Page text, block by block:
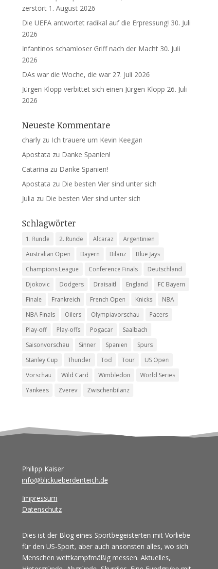
zerstört 1. August 2026
Die UEFA antwortet radikal auf die Erpressung! 30. Juli
2026
Infantinos schamloser Griff nach der Macht 30. Juli
2026
DAs war die Woche, die war 27. Juli 2026
Jürgen Klopp verbittet sich einen Jürgen Klopp 26. Juli
2026
Neueste Kommentare
charlyzu Ich trauere um Kevin Keegan
Apostata zu Danke Spanien!
Catarina zu Danke Spanien!
Apostata zu Die besten Vier sind unter sich
Julia zu Die besten Vier sind unter sich
Schlagwörter
1. Runde 2. Runde Alcaraz
Argentinien
Australian Open
Bayern Bilanz
Blue Jays
Champions League
Conference Finals
Deutschland
Djokovic
Dodgers Draisaitl England
FC Bayern
Finale
Frankreich French Open Knicks
NBA
NBA Finals
Oilers Olympiavorschau
Pacers
Play-off
Play-offs Pogacar
Saalbach
Saisonvorschau
Sinner Spanien
Spurs
Stanley Cup
Thunder Tod Tour
US Open
Vorschau
Wild Card Wimbledon
World Series
Yankees
Zverev Zwischenbilanz
Philipp Kaiser
info@blickueberdenteich.de
Impressum
Datenschutz
Dies ist der Blog eines Sportbegeisterten mit Vorliebe
für den US-Sport, aber auch ansonsten alles, wo sich
Menschen wettkampfmäßig messen. Aktuelles,